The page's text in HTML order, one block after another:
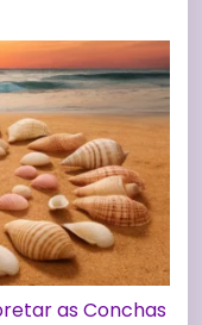
as Conchas